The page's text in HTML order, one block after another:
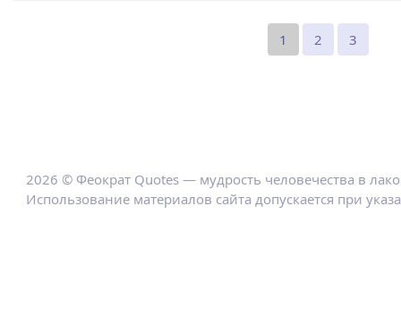
1 2 3
2026 © Феократ Quotes — мудрость человечества в
Использование материалов сайта допускается при